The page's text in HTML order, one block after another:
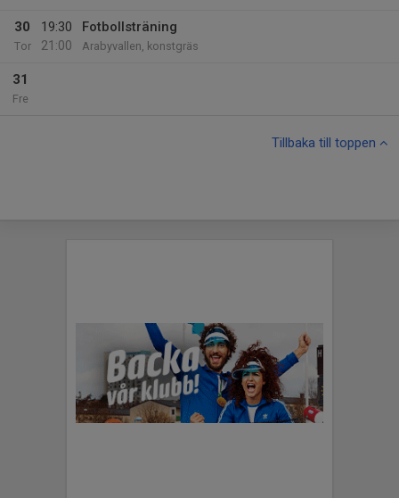
30
Tor
19:30
21:00
Fotbollsträning
Arabyvallen, konstgräs
31
Fre
Tillbaka till toppen